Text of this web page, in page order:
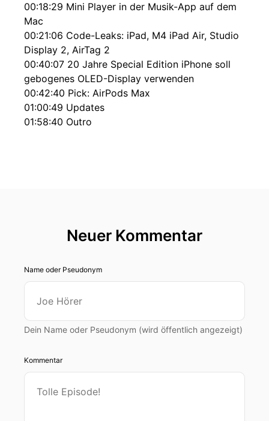
00:18:29 Mini Player in der Musik-App auf dem
Mac
00:21:06 Code-Leaks: iPad, M4 iPad Air, Studio
Display 2, AirTag 2
00:40:07 20 Jahre Special Edition iPhone soll
gebogenes OLED-Display verwenden
00:42:40 Pick: AirPods Max
01:00:49 Updates
01:58:40 Outro
Neuer Kommentar
Name oder Pseudonym
Dein Name oder Pseudonym (wird öffentlich angezeigt)
Kommentar